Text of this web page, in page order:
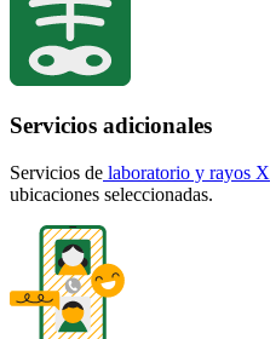
Servicios adicionales
Servicios de laboratorio y rayos X
ubicaciones seleccionadas.